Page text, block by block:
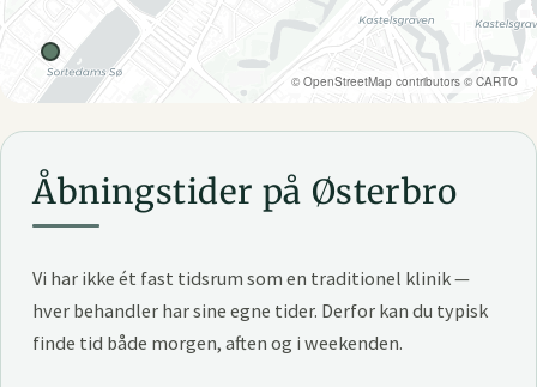
© OpenStreetMap contributors © CARTO
Åbningstider på Østerbro
Vi har ikke ét fast tidsrum som en traditionel klinik —
hver behandler har sine egne tider. Derfor kan du typisk
finde tid både morgen, aften og i weekenden.